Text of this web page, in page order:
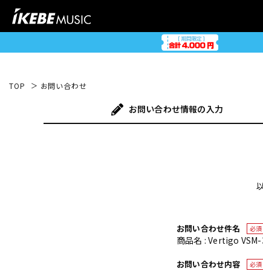
TOP お問い合わせ
お問い合わせ情報の入力
お問い合わせ件名 必須
商品名 : Vertigo
お問い合わせ内容 必須